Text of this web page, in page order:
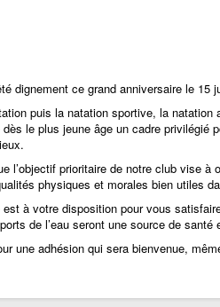
dignement ce grand anniversaire le 15
puis la natation sportive, la
le plus jeune âge un cadre privilégié
l’objectif prioritaire de notre club vise
physiques et morales bien utiles
à votre disposition pour vous
de l’eau seront une source de santé
une adhésion qui sera bienvenue,